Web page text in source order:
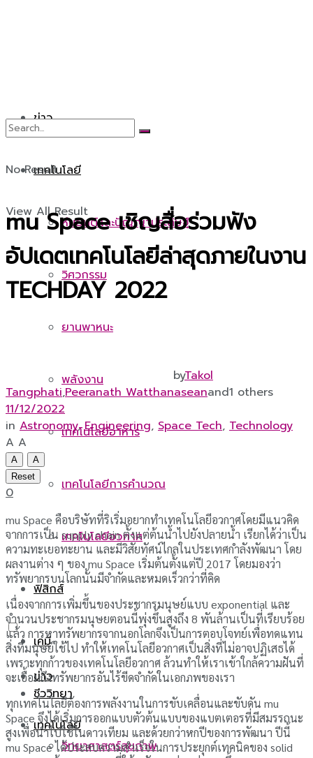
ข่าว
เทคโนโลยี
หุ่นยนต์และปัญญาประดิษฐ์
วิศวกรรม
ยานพาหนะ
พลังงาน
เทคโนโลยีอาหาร
เทคโนโลยีการคำนวณ
เทคโนโลยีอวกาศ
ฟิสิกส์
เคมี
ชีววิทยา
วิทยาศาสตร์สุขภาพ
ข่าว
เทคโนโลยี
No Result
View All Result
mu Space เชิญสื่อร่วมฟัง
อัปเดตเทคโนโลยีล่าสุดภายในงาน
TECHDAY 2022
byTakol
Tangphati,Peeranath Watthanaseanand1 others
11/12/2022
in Astronomy,Engineering, Space Tech, Technology
A A
A
A
Reset
0
mu Space คือบริษัทที่ริเริ่มอยากทำเทคโนโลยีอวกาศโดยมีแนวคิด
จากการเป็น supply chain ตั้งแต่ต้นนํ้าไปยังปลายนํ้า เรียกได้ว่าเป็น
ความทะเยอทะยาน และมีวิสัยทัศน์ไกลในประเทศกำลังพัฒนา โดย
ผลงานต่าง ๆ ของ mu Space เริ่มต้นตั้งแต่ปี 2017 โดยมองว่า
ทรัพยากรบนโลกนั้นมีจำกัดและหมดเร็วกว่าที่คิด
เนื่องจากการเพิ่มขึ้นของประชากรมนุษย์แบบ exponential และ
จำนวนประชากรมนุษยตอนนี้พุ่งขึ้นสูงถึง 8 พันล้านเป็นที่เรียบร้อย
แล้ว การหาทรัพยากรจากนอกโลกจึงเป็นการตอบโจทย์เพื่อทดแทน
สิ่งที่มนุษย์ใช้ไป ทำให้เทคโนโลยีอวกาศเป็นสิ่งที่ไม่อาจปฏิเสธได้
เพราะทุกก้าวของเทคโนโลยีอวกาศ ล้วนทำให้เราเข้าใกล้ความฝันที่
จะเอื้อมถึงทรัพยากรอันไร้ขีดจำกัดในเอกภพของเรา
ทุกเทคโนโลยีต้องการพลังงานในการขับเคลื่อนและขับดัน mu
Space จึงได้เริ่มการออกแบบตัวต้นแบบของแบตเตอรที่มีสมรรถนะ
สูงเพื่อนำไปใช้ในดาวเทียม และด้วยกว่าหกปีของการพัฒนา ปีนี้
mu Space ได้ประสบความสำเร็จในการประยุกต์เทคนิคของ solid